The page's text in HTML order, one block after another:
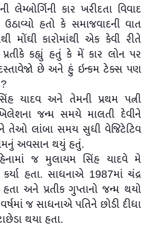
કાર ખરીદતા વિવાદ
ઉઠાવ્યો હતો કે સમાજવાદની વાત
મોંઘી કારોમાંથી એક કેવી રીતે
કહ્યું હતું કે મેં કાર લોન પર
છે અને હું ઇન્કમ ટેક્સ પણ
યાદવ અને તેમની પ્રથમ પત્ની
જન્મ સમયે માલતી દેવીને
તેઓ લાંબા સમય સુધી વેજિટેટિવ
અવસાન થયું હતું.
જ મુલાયમ સિંહ યાદવે મે
હતા. સાધનાએ 1987માં ચંદ્ર
હતા અને પ્રતીક ગુપ્તાનો જન્મ થયો
જ સાધનાએ પતિને છોડી દીધા
થયા હતા.